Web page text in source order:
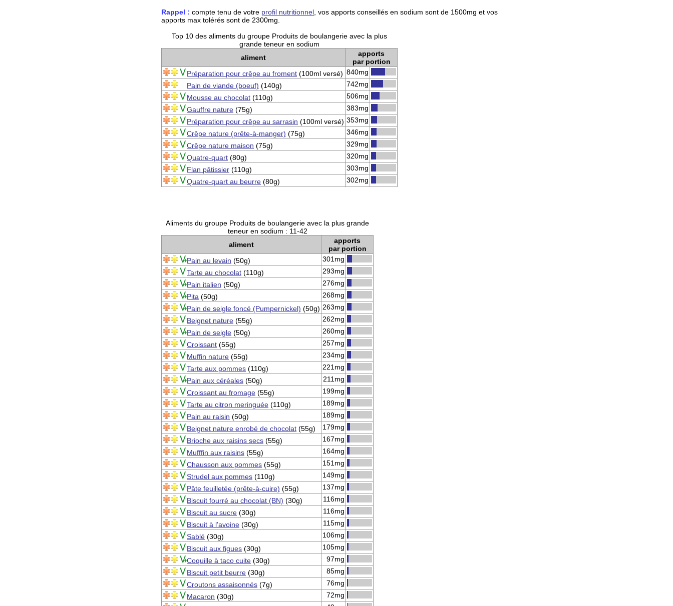
Rappel : compte tenu de votre profil nutritionnel , vos apports conseillés en sodium sont de 1500mg et vos
apports max tolérés sont de 2300mg
Top 10 des aliments du groupe Produits de boulangerie avec la plus
grande teneur en sodium
aliment
apports
par portion
Préparation pour crêpe au froment (100ml versé) 840mg
Pain de viande (boeuf) (140g)
742mg
Mousse au chocolat (110g)
506mg
Gauffre nature (75g)
383mg
Préparation pour crêpe au sarrasin (100ml versé) 353mg
Crêpe nature (prête-à-manger) (75g)
346mg
Crêpe nature maison (75g)
329mg
Quatre-quart (80g)
320mg
Flan pâtissier (110g)
303mg
Quatre-quart au beurre (80g) 302mg
Aliments du groupe Produits de boulangerie avec la plus grande
teneur en sodium : 11-42
aliment
apports
par portion
Pain au levain (50g)
301mg
Tarte au chocolat (110g)
293mg
Pain italien (50g)
276mg
Pita (50g)
268mg
Pain de seigle foncé (Pumpernickel) (50g) 263mg
Beignet nature (55g)
262mg
Pain de seigle (50g)
260mg
Croissant (55g)
257mg
Muffin nature (55g)
234mg
Tarte aux pommes (110g)
221mg
Pain aux céréales (50g)
211mg
Croissant au fromage (55g)
199mg
Tarte au citron meringuée (110g)
189mg
Pain au raisin (50g)
189mg
Beignet nature enrobé de chocolat (55g)
179mg
Brioche aux raisins secs (55g)
167mg
Mufffin aux raisins (55g)
164mg
Chausson aux pommes (55g)
151mg
Strudel aux pommes (110g)
149mg
Pâte feuilletée (prête-à-cuire) (55g)
137mg
Biscuit fourré au chocolat (BN) (30g)
116mg
Biscuit au sucre (30g)
116mg
Biscuit à l'avoine (30g)
115mg
Sablé (30g)
106mg
Biscuit aux figues (30g)
105mg
Coquille à taco cuite (30g)
97mg
Biscuit petit beurre (30g)
85mg
Croutons assaisonnés (7g)
76mg
Macaron (30g)
72mg